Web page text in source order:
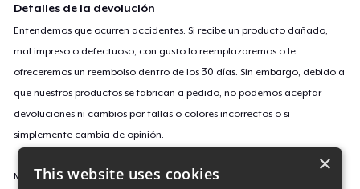
Detalles de la devolución
Entendemos que ocurren accidentes. Si recibe un producto dañado,
mal impreso o defectuoso, con gusto lo reemplazaremos o le
ofreceremos un reembolso dentro de los 30 días. Sin embargo, debido a
que nuestros productos se fabrican a pedido, no podemos aceptar
devoluciones ni cambios por tallas o colores incorrectos o si
simplemente cambia de opinión.
Más información sobre nuestra política de devoluciones
×
This website uses cookies